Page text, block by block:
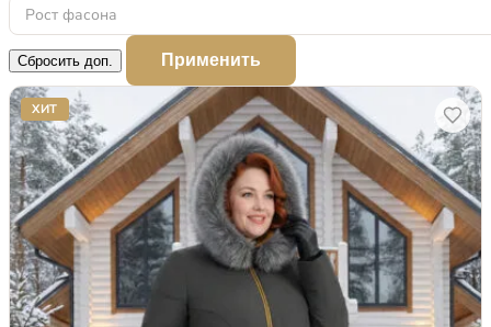
Рост фасона
Сбросить доп. Применить
ХИТ